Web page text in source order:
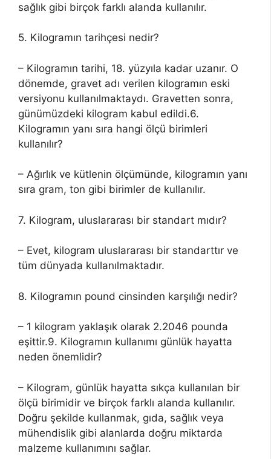
sağlık gibi birçok farklı alanda kullanılır.
5. Kilogramın tarihçesi nedir?
– Kilogramın tarihi, 18. yüzyıla kadar uzanır. O
dönemde, gravet adı verilen kilogramın eski
versiyonu kullanılmaktaydı. Gravetten sonra,
günümüzdeki kilogram kabul edildi.6.
Kilogramın yanı sıra hangi ölçü birimleri
kullanılır?
– Ağırlık ve kütlenin ölçümünde, kilogramın yanı
sıra gram, ton gibi birimler de kullanılır.
7. Kilogram, uluslararası bir standart mıdır?
– Evet, kilogram uluslararası bir standarttır ve
tüm dünyada kullanılmaktadır.
8. Kilogramın pound cinsinden karşılığı nedir?
– 1 kilogram yaklaşık olarak 2.2046 pounda
eşittir.9. Kilogramın kullanımı günlük hayatta
neden önemlidir?
– Kilogram, günlük hayatta sıkça kullanılan bir
ölçü birimidir ve birçok farklı alanda kullanılır.
Doğru şekilde kullanmak, gıda, sağlık veya
mühendislik gibi alanlarda doğru miktarda
malzeme kullanımını sağlar.